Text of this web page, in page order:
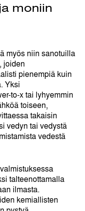
moniin
myös niin sanotuilla
joiden
pienempiä kuin
Yksi
to-x tai lyhyemmin
toiseen,
takaisin
vedyn tai vedystä
vedestä
talteenottamalla
ilmasta.
kemiallisten